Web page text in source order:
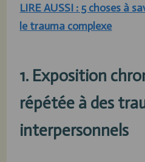
LIRE AUSSI : 5 choses à
le trauma complexe
1. Exposition
répétée à des
interpersonnels